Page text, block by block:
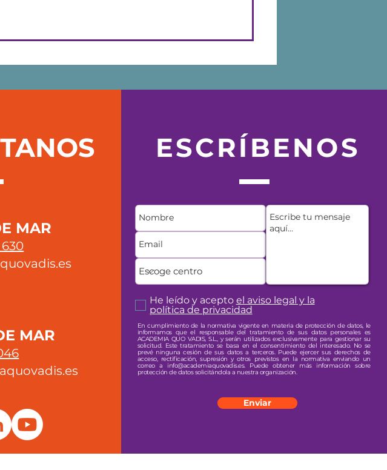
resultará mucho...
MAR
MAR
ESCRÍBENOS
He leído y acepto el aviso legal y la
política de privacidad
En cumplimiento de la normativa vigente en materia de protección de datos, le
informamos que el responsable del tratamiento de sus datos personales es
ACADEMIA QUO VADIS, S.L., y serán utilizados exclusivamente para gestionar su
solicitud. Este tratamiento se basa en el consentimiento del interesado. No se
prevé ninguna cesión de sus datos a terceros. Puede ejercer sus derechos de
acceso, rectificación, supresión y otros previstos en la normativa enviando un
correo a info@academiaquovadis.es. Puede obtener más información sobre
protección de datos solicitándola a nuestra organización.
Enviar